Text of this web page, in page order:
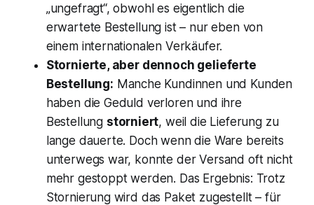
„ungefragt“, obwohl es eigentlich die
erwartete Bestellung ist – nur eben von
einem internationalen Verkäufer.
Stornierte, aber dennoch gelieferte
Bestellung: Manche Kundinnen und Kunden
haben die Geduld verloren und ihre
Bestellung storniert, weil die Lieferung zu
lange dauerte. Doch wenn die Ware bereits
unterwegs war, konnte der Versand oft nicht
mehr gestoppt werden​. Das Ergebnis: Trotz
Stornierung wird das Paket zugestellt – für